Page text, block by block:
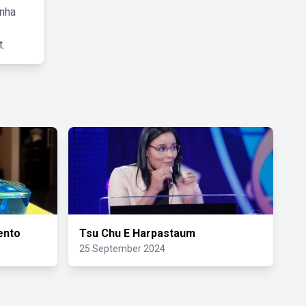
Tsu Chu E Harpastaum
25 September 2024